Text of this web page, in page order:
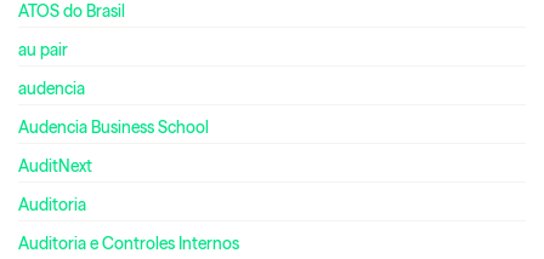
ATOS do Brasil
au pair
audencia
Audencia Business School
AuditNext
Auditoria
Auditoria e Controles Internos